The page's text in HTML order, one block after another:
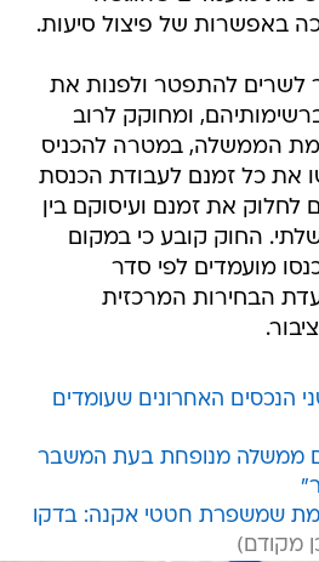
לשרים להתפטר ולפנות את
הממשלה, במטרה להכניס
את כל זמנם לעבודת הכנסת
את זמנם ועיסוקם בין
החוק קובע כי במקום
מועמדים לפי סדר
הבחירות המרכזית
הנכסים האחרונים שעומדים
ממשלה מנופחת בעת המשבר
שמשפרת חטטי אקנה: בדקו